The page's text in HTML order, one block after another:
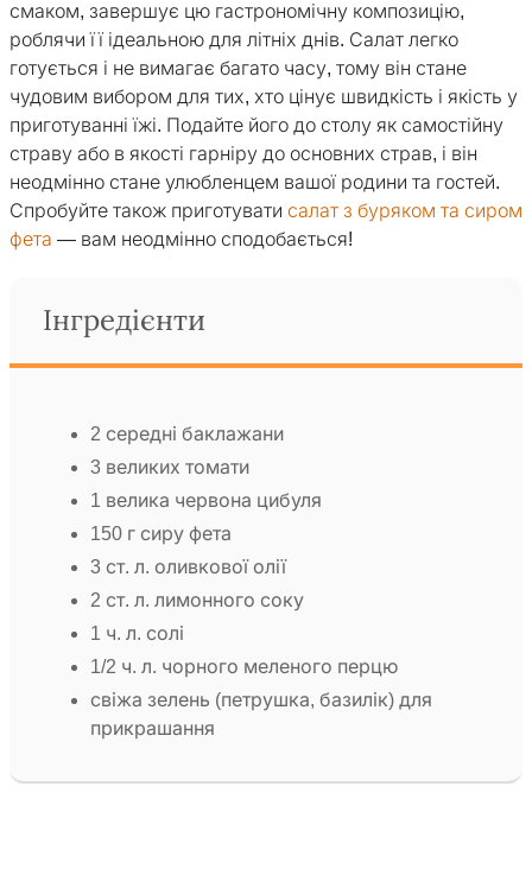
смаком, завершує цю гастрономічну композицію,
роблячи її ідеальною для літніх днів. Салат легко
готується і не вимагає багато часу, тому він стане
чудовим вибором для тих, хто цінує швидкість і якість у
приготуванні їжі. Подайте його до столу як самостійну
страву або в якості гарніру до основних страв, і він
неодмінно стане улюбленцем вашої родини та гостей.
Спробуйте також приготувати салат з буряком та сиром
фета — вам неодмінно сподобається!
Інгредієнти
2 середні баклажани
3 великих томати
1 велика червона цибуля
150 г сиру фета
3 ст. л. оливкової олії
2 ст. л. лимонного соку
1 ч. л. солі
1/2 ч. л. чорного меленого перцю
свіжа зелень (петрушка, базилік) для
прикрашання